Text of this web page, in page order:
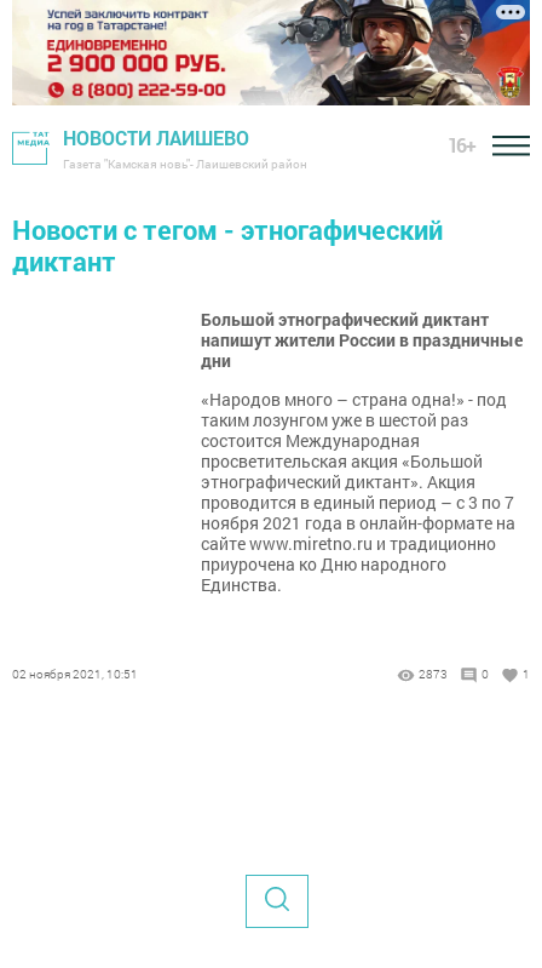
НОВОСТИ ЛАИШЕВО
Газета "Камская новь"- Лаишевский район
16+
Новости с тегом - этногафический
диктант
Большой этнографический диктант
напишут жители России в праздничные
дни
«Народов много – страна одна!» - под
таким лозунгом уже в шестой раз
состоится Международная
просветительская акция «Большой
этнографический диктант». Акция
проводится в единый период – с 3 по 7
ноября 2021 года в онлайн-формате на
сайте www.miretno.ru и традиционно
приурочена ко Дню народного
Единства.
02 ноября 2021, 10:51 2873 0 1